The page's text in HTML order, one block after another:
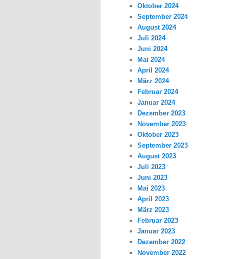
Oktober 2024
September 2024
August 2024
Juli 2024
Juni 2024
Mai 2024
April 2024
März 2024
Februar 2024
Januar 2024
Dezember 2023
November 2023
Oktober 2023
September 2023
August 2023
Juli 2023
Juni 2023
Mai 2023
April 2023
März 2023
Februar 2023
Januar 2023
Dezember 2022
November 2022